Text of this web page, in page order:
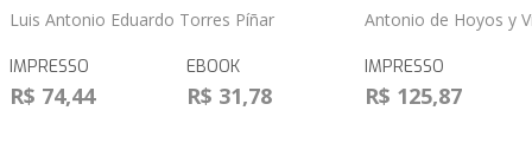
Luis Antonio Eduardo Torres Píñar
IMPRESSO
R$ 74,44
EBOOK
R$ 31,78
Antonio de Hoyos y
IMPRESSO
R$ 125,87